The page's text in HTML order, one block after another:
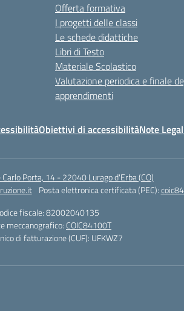
Offerta formativa
I progetti delle classi
Le schede didattiche
Libri di Testo
Materiale Scolastico
Valutazione periodica e finale
apprendimenti
Obiettivi di accessibilitàNote
Carlo Porta, 14 - 22040 Lurago d'Erba (CO)
Posta elettronica certificata (PEC):
fiscale: 82002040135
meccanografico: COIC84100T
di fatturazione (CUF): UFKWZ7